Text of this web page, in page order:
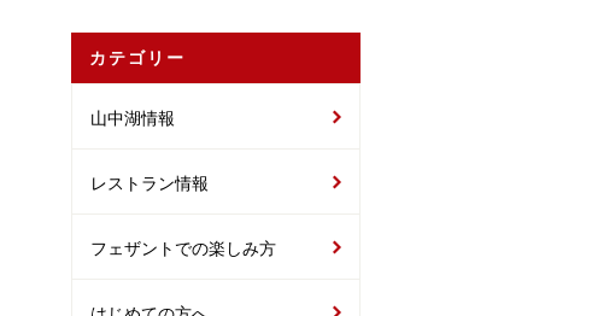
カテゴリー
山中湖情報
レストラン情報
フェザントでの楽しみ方